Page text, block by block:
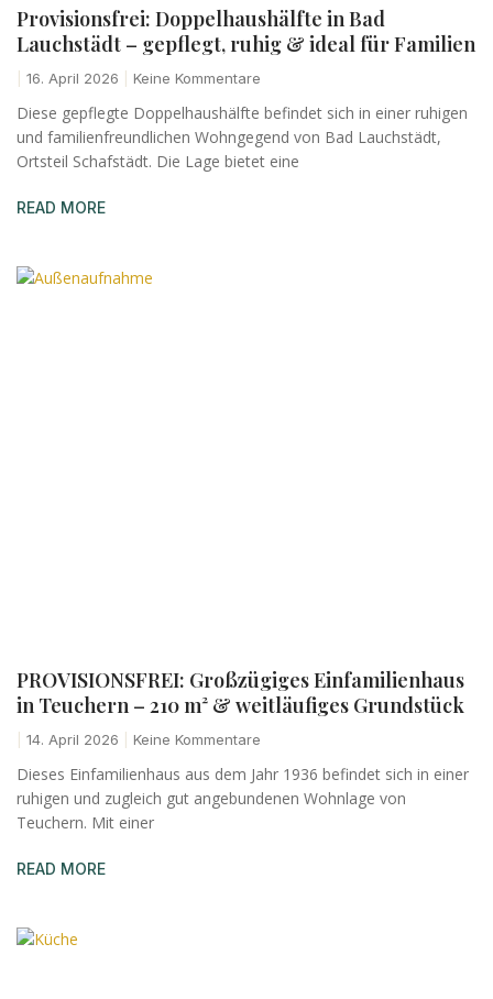
Provisionsfrei: Doppelhaushälfte in Bad
Lauchstädt – gepflegt, ruhig & ideal für Familien
16. April 2026 Keine Kommentare
Diese gepflegte Doppelhaushälfte befindet sich in einer ruhigen
und familienfreundlichen Wohngegend von Bad Lauchstädt,
Ortsteil Schafstädt. Die Lage bietet eine
READ MORE
PROVISIONSFREI: Großzügiges Einfamilienhaus
in Teuchern – 210 m² & weitläufiges Grundstück
14. April 2026 Keine Kommentare
Dieses Einfamilienhaus aus dem Jahr 1936 befindet sich in einer
ruhigen und zugleich gut angebundenen Wohnlage von
Teuchern. Mit einer
READ MORE